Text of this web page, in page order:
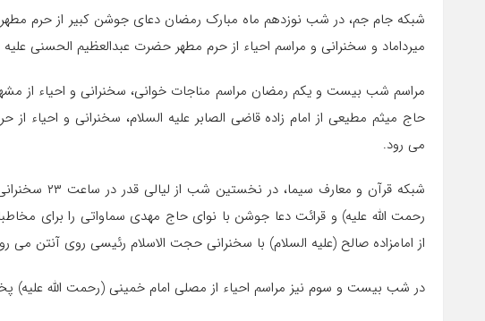
شبکه جام جم، در شب نوزدهم ماه مبارک رمضان دعای جوشن کبیر از حرم
میرداماد و سخنرانی و مراسم احیاء از حرم مطهر حضرت عبدالعظیم الحسنی
مراسم شب بیست و یکم رمضان مراسم مناجات خوانی، سخنرانی و احیاء از
حاج میثم مطیعی از امام زاده قاضی الصابر علیه السلام، سخنرانی و احیاء از
می رود.
شبکه قرآن و
رحمت الله علیه) و قرائت دعا جوشن با نوای حاج مهدی سماواتی را برای
از امامزاده صالح (علیه السلام) با سخنرانی حجت الاسلام رئیسی روی آنتن می
در شب بیست و سوم نیز مراسم احیاء از مصلی امام خمینی (رحمت الله